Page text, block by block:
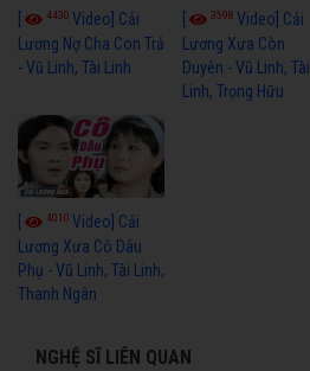
4430 Video] Cải
Lương Nợ Cha Con Trả
- Vũ Linh, Tài Linh
3598Video] Cải
Lương Xưa Còn
Duyên - Vũ Linh, Tài
Linh, Trọng Hữu
4010 Video] Cải
Lương Xưa Cô Dâu
Phụ - Vũ Linh, Tài Linh,
Thanh Ngân
NGHỆ SĨ LIÊN QUAN